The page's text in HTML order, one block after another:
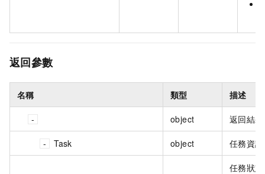
返回參數
名稱 類型 描述
object 返回結
Task object 任務資
任務狀